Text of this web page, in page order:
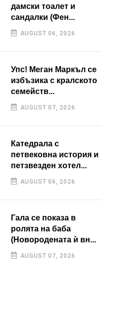
дамски тоалет и
сандалки (Фен...
AUGUST 06, 2026
Упс! Меган Маркъл се
избъзика с кралското
семейств...
AUGUST 07, 2026
Катедрала с
петвековна история и
петзвезден хотел...
AUGUST 06, 2026
Гала се показа в
ролята на баба
(Новородената ѝ вн...
AUGUST 07, 2026